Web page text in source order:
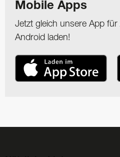
Mobile Apps
Jetzt gleich unsere App
Android laden!